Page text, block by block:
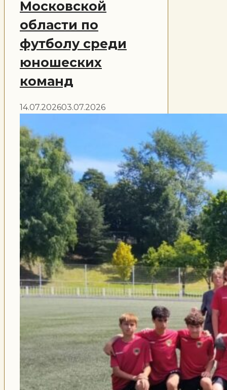
Московской
области по
футболу среди
юношеских
команд
14.07.202603.07.2026